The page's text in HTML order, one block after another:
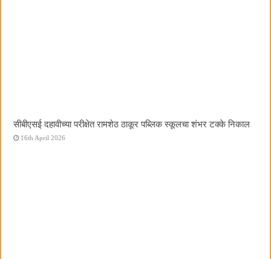
सीबीएसई दहावीच्या परीक्षेत रामशेठ ठाकूर पब्लिक स्कूलचा शंभर टक्के निकाल
16th April 2026